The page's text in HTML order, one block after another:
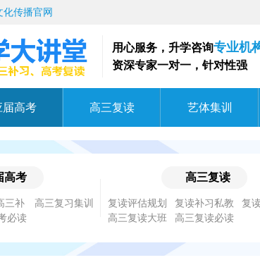
传播官网
用心服务，升学咨询专业机
资深专家一对一，针对性强
届高考 高三复读 艺体集训
高考
高三复习集训
必读
高三复读
复读评估规划 复读补习私教
复
高三复读大班
高三复读必读